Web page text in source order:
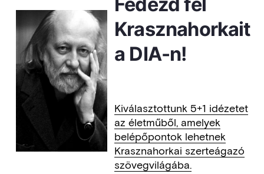
Fedezd fel
Krasznahorkait
a DIA-n!
Kiválasztottunk 5+1 idézetet
az életműből, amelyek
belépőpontok lehetnek
Krasznahorkai szerteágazó
szövegvilágába.